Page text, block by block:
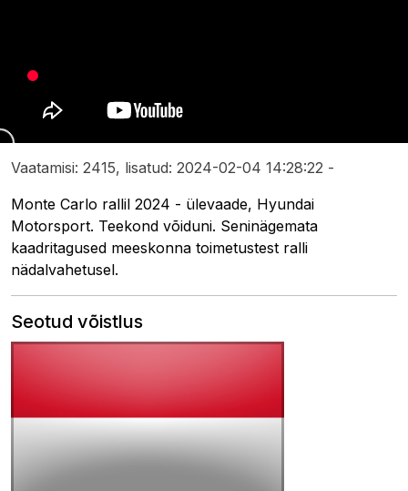
Vaatamisi: 2415, lisatud: 2024-02-04 14:28:22 -
Monte Carlo rallil 2024 - ülevaade, Hyundai
Motorsport. Teekond võiduni. Seninägemata
kaadritagused meeskonna toimetustest ralli
nädalvahetusel.
Seotud võistlus